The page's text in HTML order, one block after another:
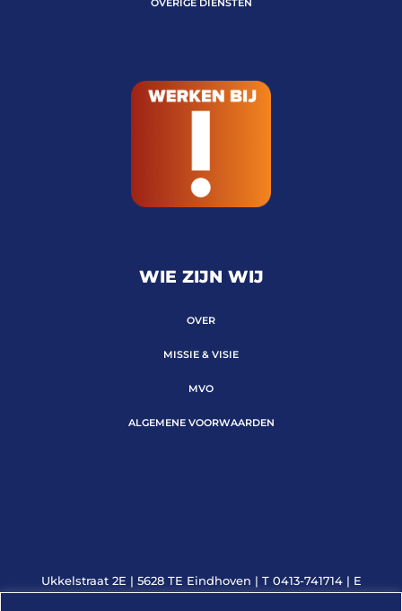
WIE ZIJN WIJ
OVER
MISSIE & VISIE
MVO
ALGEMENE VOORWAARDEN
Ukkelstraat 2E | 5628 TE Eindhoven | T 0413-741714 | E
info@slimtelecom.nl | KVK 56179960 | BTW 852008089B01